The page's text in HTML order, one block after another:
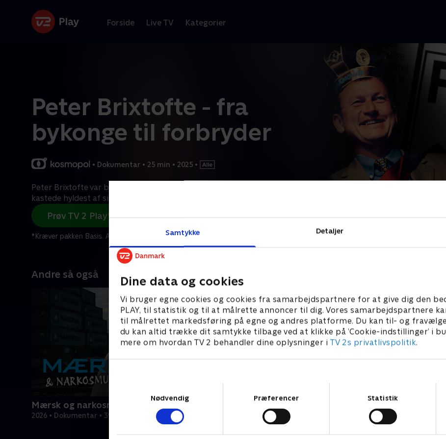
Samtykke Detaljer
Dine data og cookies
Vi bruger egne cookies og cookies fra samarbejdspartnere for at give dig den
PLAY, til statistik og til at målrette annoncer til dig. Vores samarbejdspartnere
til målrettet markedsføring på egne og andres platforme. Du kan til- og
du kan altid trække dit samtykke tilbage ved at klikke på ’Cookie-indstillinger’ i
mere om hvordan TV 2 behandler dine oplysninger i TV 2s privatlivspolitik.
Nødvendig
Præferencer Statistik
Forside Live TV Kategorier
Peter Brixtofte - fra
bykonge til forbryder
• Dokumentar • 25 min • 2025 •
Peter Brixtofte var borgmester i Farum og skabte en succes, der
kastede hyldest af sig. Men under overfladen lurede
Prøv TV 2 Play*
*Kræver pakken Basis. Administrer dit abonnement på Mit TV 2.
Andre så også
Mærsk og narkosmuglerne
2026 • Dokumentar • 39 min 2025 • Dokumentar • 46 min